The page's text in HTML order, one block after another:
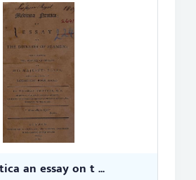
an essay on t ...